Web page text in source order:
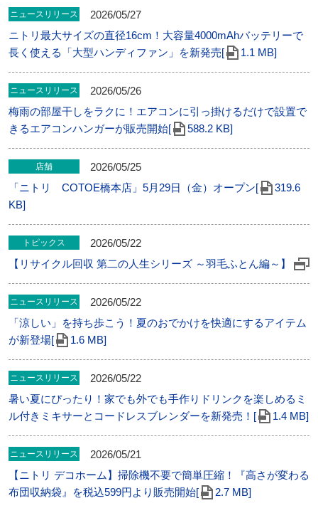
ニュースリリース
2026/05/27
ニトリ最大サイズの直径16cm！大容量4000mAhバッテリーで
長く使える「大型ハンディファン」を新発売[
1.1 MB]
ニュースリリース
2026/05/26
梅雨の部屋干しをラクに！エアコンに引っ掛けるだけで設置で
きるエアコンハンガーが販売開始[
588.2 KB]
店舗
2026/05/25
「ニトリ COTOE橋本店」5⽉29⽇（金）オープン[
319.6
KB]
トピックス
2026/05/22
【リサイクル回収 第二の人生シリーズ ～羽毛ふとん編～】
ニュースリリース
2026/05/22
「涼しい」を持ち歩こう！夏のおでかけを快適にするアイテム
が新登場[
1.6 MB]
ニュースリリース
2026/05/22
暑い夏にぴったり！家でも外でも手作りドリンクを楽しめるミ
ル付きミキサーとコードレスブレンダーを新発売！[
1.4 MB]
ニュースリリース
2026/05/21
【ニトリ デコホーム】掃除機不要で簡単圧縮！『高さが変わる
布団収納袋』を税込599円より販売開始[
2.7 MB]